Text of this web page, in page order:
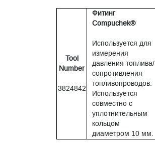
Tool
Number
3824842
Фитинг
Compuchek®
Используется для
измерения
давления топлива/
сопротивления
топливопроводов.
Используется
совместно с
уплотнительным
кольцом
диаметром 10 мм.